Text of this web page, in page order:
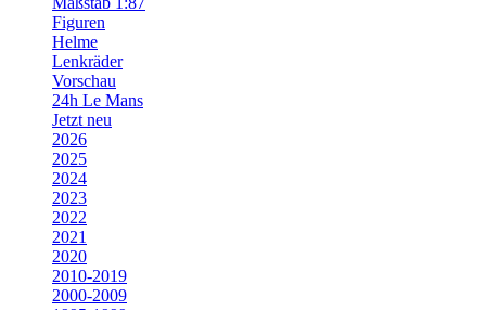
Figuren
Helme
Lenkräder
Vorschau
24h Le Mans
Jetzt neu
2026
2025
2024
2023
2022
2021
2020
2010-2019
2000-2009